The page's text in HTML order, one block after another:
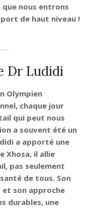
que nous entrons
de haut niveau !
Dr Ludidi
Olympien
chaque jour
qui peut nous
a souvent été un
a apporté une
Xhosa, il allie
pas seulement
de tous. Son
son approche
durables, une